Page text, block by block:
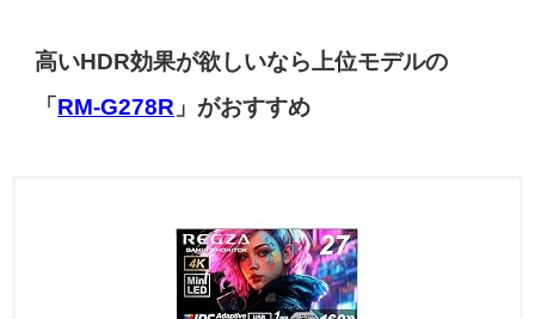
高いHDR効果が欲しいなら上位モデルの
「 RM-G278R 」がおすすめ